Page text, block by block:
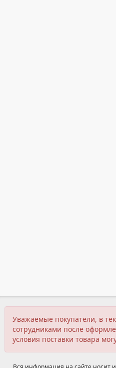
Уважаемые покупатели, в
сотрудниками после
условия поставки товара